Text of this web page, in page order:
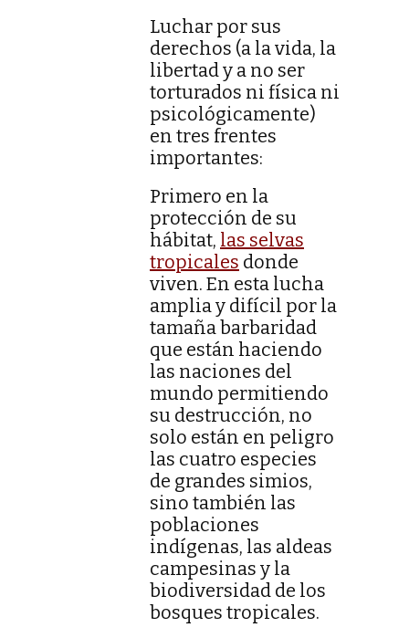
Luchar por sus
derechos (a la vida, la
libertad y a no ser
torturados ni física ni
psicológicamente)
en tres frentes
importantes:
Primero en la
protección de su
hábitat, las selvas
tropicales donde
viven. En esta lucha
amplia y difícil por la
tamaña barbaridad
que están haciendo
las naciones del
mundo permitiendo
su destrucción, no
solo están en peligro
las cuatro especies
de grandes simios,
sino también las
poblaciones
indígenas, las aldeas
campesinas y la
biodiversidad de los
bosques tropicales.